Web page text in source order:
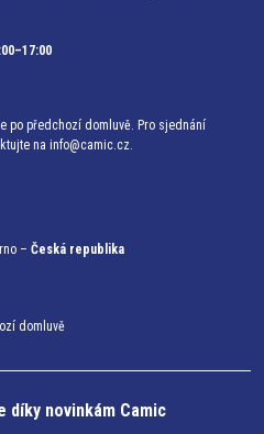
po předchozí domluvě. Pro sjednání
na info@camic.cz.
– Česká republika
domluvě
díky novinkám Camic